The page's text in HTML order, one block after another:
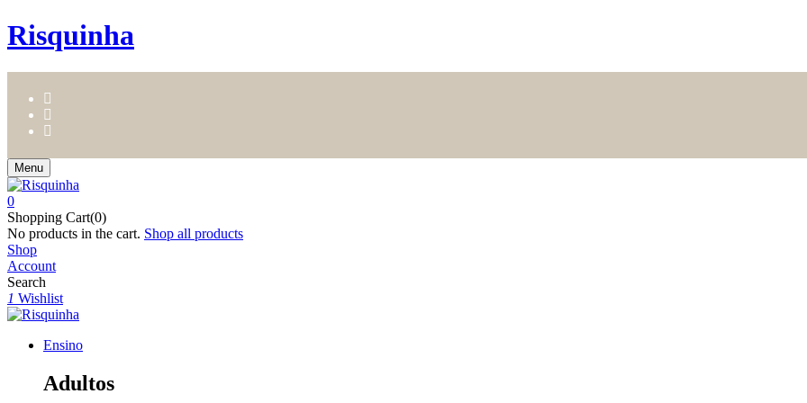
Risquinha
Menu
0
Shopping Cart(0)
No products in the cart. Shop all products
Shop
Account
Search
1 Wishlist
Ensino
Adultos